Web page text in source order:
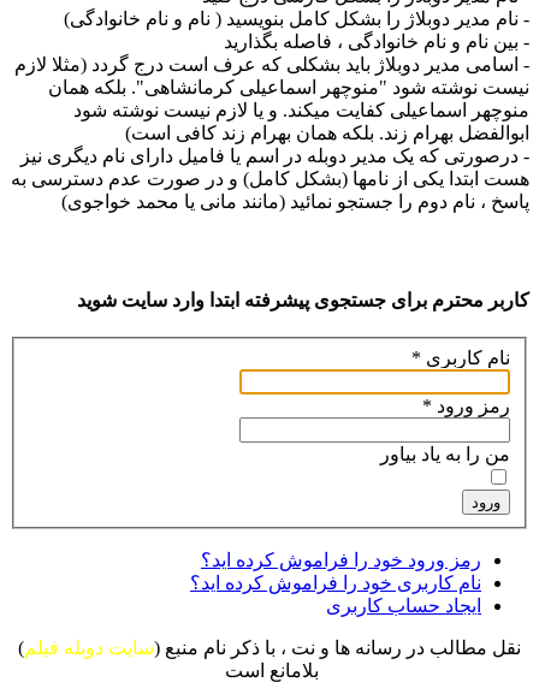
- نام مدیر دوبلاژ را بشکل کامل بنویسید ( نام و نام خانوادگی)
- بین نام و نام خانوادگی ، فاصله بگذارید
- اسامی مدیر دوبلاژ باید بشکلی که عرف است درج گردد (مثلا لازم
نیست نوشته شود "منوچهر اسماعیلی کرمانشاهی". بلکه همان
منوچهر اسماعیلی کفایت میکند. و یا لازم نیست نوشته شود
ابوالفضل بهرام زند. بلکه همان بهرام زند کافی است)
- درصورتی که یک مدیر دوبله در اسم یا فامیل دارای نام دیگری نیز
هست ابتدا یکی از نامها (بشکل کامل) و در صورت عدم دسترسی به
پاسخ ، نام دوم را جستجو نمائید (مانند مانی یا محمد خواجوی)
کاربر محترم برای جستجوی پیشرفته ابتدا وارد سایت شوید
نام کاربری *
رمز ورود *
من را به یاد بیاور
ورود
رمز ورود خود را فراموش کرده اید؟
نام کاربری خود را فراموش کرده اید؟
ایجاد حساب کاربری
نقل مطالب در رسانه ها و نت ، با ذکر نام منبع (سایت دوبله فیلم)
بلامانع است